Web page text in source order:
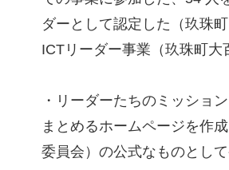
ダーとして認定した（玖珠
ICTリーダー事業（玖珠町大
・リーダーたちのミッショ
まとめるホームページを作
委員会）の公式なものとして